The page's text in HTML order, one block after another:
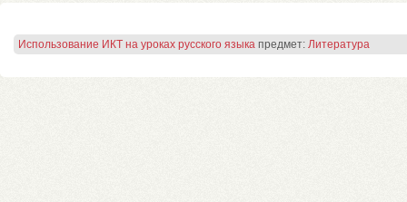
Использование ИКТ на уроках русского языка предмет: Литература